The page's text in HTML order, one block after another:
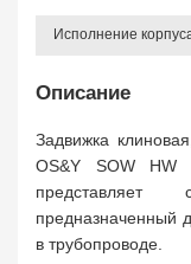
Исполнение
Описание
Задвижка
OS&Y SOW HW
представляет
предназначенный
в трубопроводе.